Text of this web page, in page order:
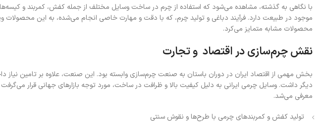
با نگاهی به گذشته، مشاهده می‌شود که استفاده از چرم در ساخت وسایل مختلف از جمله کفش، کمربند و کیسه‌ها،
موجود در طبیعت دارد. فرآیند دباغی و تولید چرم، که با دقت و مهارت خاصی انجام می‌شده، به این محصولات
محصولات مشابه متمایز می‌کرد.
نقش چرم‌سازی در اقتصاد و تجارت
بخش مهمی از اقتصاد ایران در دوران باستان به صنعت چرم‌سازی وابسته بود. این صنعت، علاوه بر تامین
دیگر داشت. وسایل چرمی ایرانی به دلیل کیفیت بالا و ظرافت در ساخت، مورد توجه بازارهای جهانی قرار
معرفی می‌شد.
تولید کفش و کمربندهای چرمی با طرح‌ها و نقوش سنتی